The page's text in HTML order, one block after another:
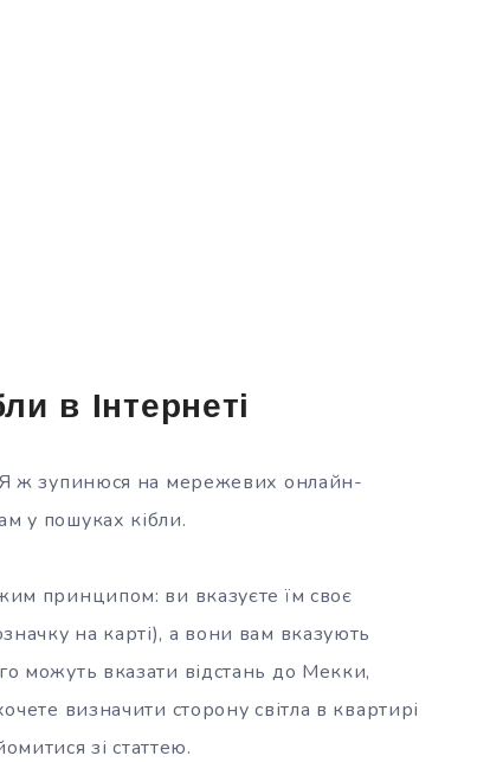
в Інтернеті
Я ж зупинюся на мережевих онлайн-
у пошуках кібли.
принципом: ви вказуєте їм своє
на карті), а вони вам вказують
можуть вказати відстань до Мекки,
визначити сторону світла в квартирі
зі статтею.